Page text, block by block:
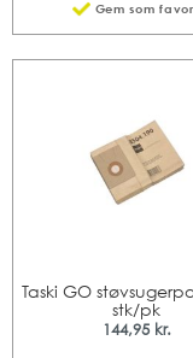
Gem som
Taski GO
stk/pk
144,95 kr.